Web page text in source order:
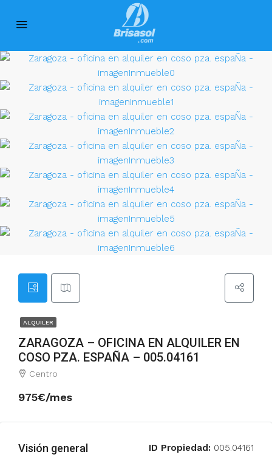
ALQUILER
ZARAGOZA – OFICINA EN ALQUILER EN
COSO PZA. ESPAÑA – 005.04161
Centro
975€/mes
Visión general ID Propiedad: 005.04161